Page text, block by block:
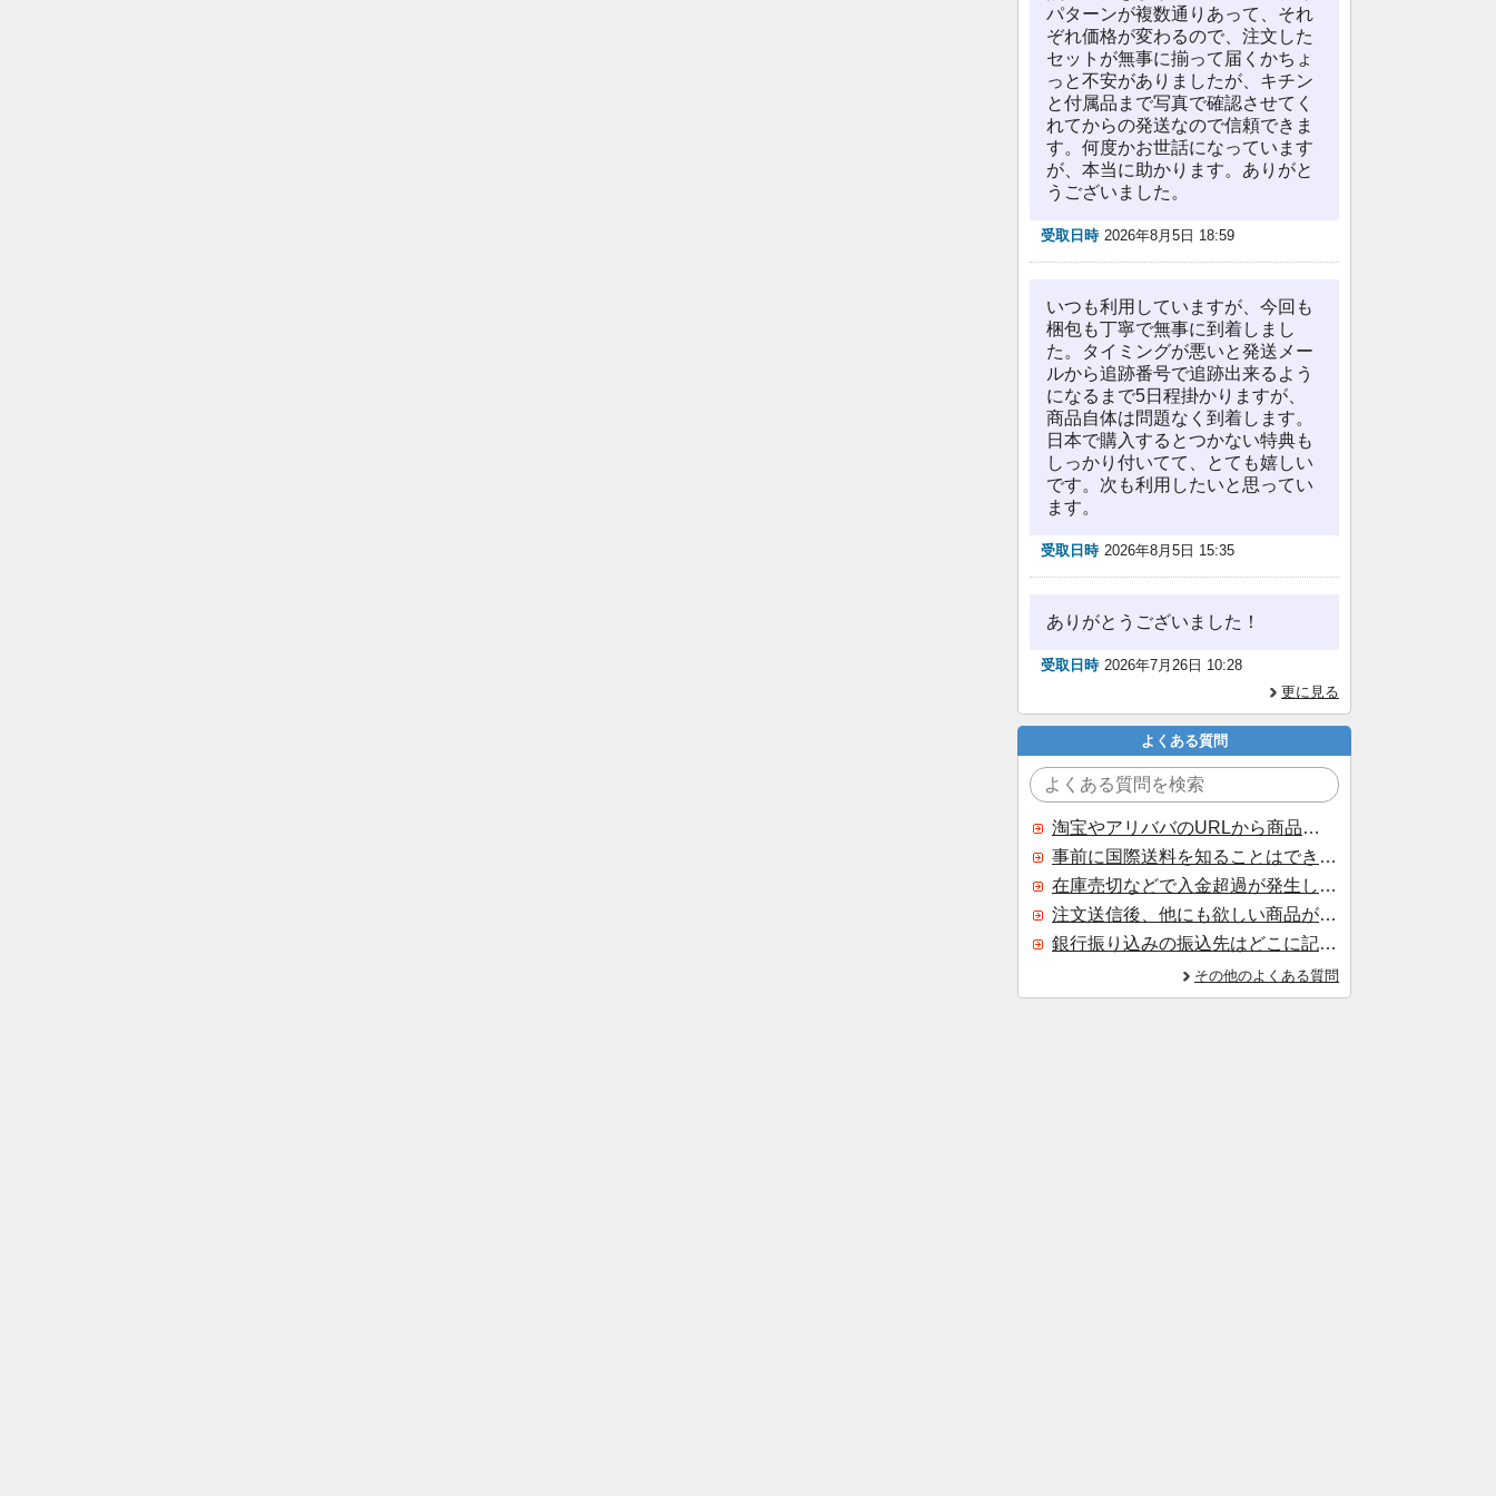
パターンが複数通りあって、それ
ぞれ価格が変わるので、注文した
セットが無事に揃って届くかちょ
っと不安がありましたが、キチン
と付属品まで写真で確認させてく
れてからの発送なので信頼できま
す。何度かお世話になっています
が、本当に助かります。ありがと
うございました。
受取日時 2026年8月5日 18:59
いつも利用していますが、今回も
梱包も丁寧で無事に到着しまし
た。タイミングが悪いと発送メー
ルから追跡番号で追跡出来るよう
になるまで5日程掛かりますが、
商品自体は問題なく到着します。
日本で購入するとつかない特典も
しっかり付いてて、とても嬉しい
です。次も利用したいと思ってい
ます。
受取日時 2026年8月5日 15:35
ありがとうございました！
受取日時 2026年7月26日 10:28
更に見る
よくある質問
淘宝やアリババのURLから商品を探すことはできますか？
事前に国際送料を知ることはできますか？
在庫売切などで入金超過が発生した場合はいつ返金されますか？
注文送信後、他にも欲しい商品が見つかった場合、追加注文できますか？
銀行振り込みの振込先はどこに記載されていますか？
その他のよくある質問